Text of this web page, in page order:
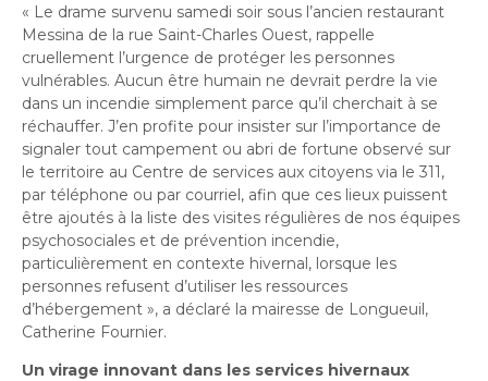
« Le drame survenu samedi soir sous l’ancien restaurant
Messina de la rue Saint-Charles Ouest, rappelle
cruellement l’urgence de protéger les personnes
vulnérables. Aucun être humain ne devrait perdre la vie
dans un incendie simplement parce qu’il cherchait à se
réchauffer. J’en profite pour insister sur l’importance de
signaler tout campement ou abri de fortune observé sur
le territoire au Centre de services aux citoyens via le 311,
par téléphone ou par courriel, afin que ces lieux puissent
être ajoutés à la liste des visites régulières de nos équipes
psychosociales et de prévention incendie,
particulièrement en contexte hivernal, lorsque les
personnes refusent d’utiliser les ressources
d’hébergement », a déclaré la mairesse de Longueuil,
Catherine Fournier.
Un virage innovant dans les services hivernaux